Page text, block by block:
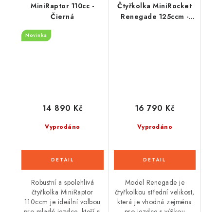
MiniRaptor 110cc -
Čierná
Novinka
Vyprodáno
14 890 Kč
Robustní a spolehlivá
čtyřkolka MiniRaptor
110ccm je ideální volbou
Čtyřkolka MiniRocket
Renegade 125ccm -
Vyprodáno
16 790 Kč
Model Renegade je
čtyřkolkou střední velikost,
která je vhodná zejména